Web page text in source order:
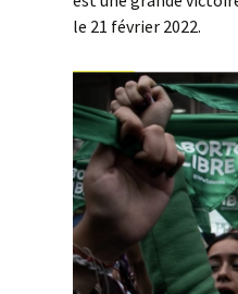
le 21 février 2022.